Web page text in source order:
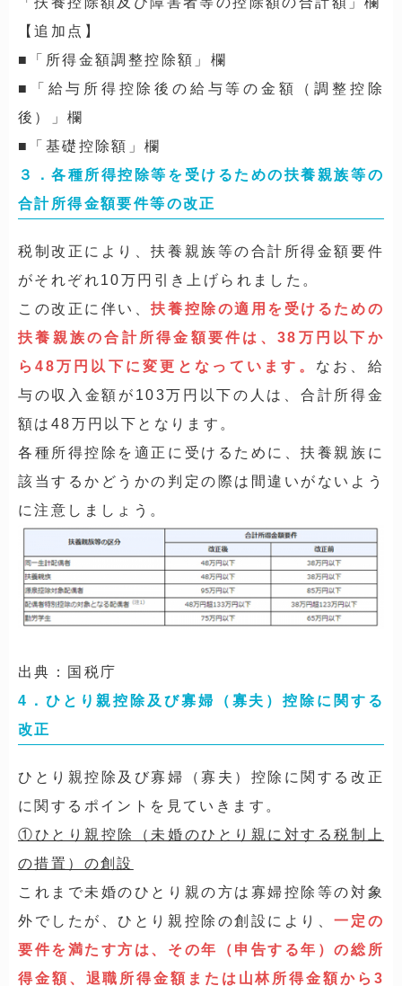
【追加点】
■「所得金額調整控除額」欄
■「給与所得控除後の給与等の金額（調整控除
後）」欄
■「基礎控除額」欄
３．各種所得控除等を受けるための扶養親族等の
合計所得金額要件等の改正
税制改正により、扶養親族等の合計所得金額要件
がそれぞれ10万円引き上げられました。
この改正に伴い、扶養控除の適用を受けるための
扶養親族の合計所得金額要件は、38万円以下か
ら48万円以下に変更となっています。 なお、給
与の収入金額が103万円以下の人は、合計所得金
額は48万円以下となります。
各種所得控除を適正に受けるために、扶養親族に
該当するかどうかの判定の際は間違いがないよう
に注意しましょう。
出典：国税庁
4．ひとり親控除及び寡婦（寡夫）控除に関する
改正
ひとり親控除及び寡婦（寡夫）控除に関する改正
に関するポイントを見ていきます。
①ひとり親控除（未婚のひとり親に対する税制上
の措置）の創設
これまで未婚のひとり親の方は寡婦控除等の対象
外でしたが、ひとり親控除の創設により、一定の
要件を満たす方は、その年（申告する年）の総所
得金額、退職所得金額または山林所得金額から3